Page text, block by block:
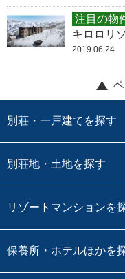
注目の物
キロロリ
2019.06.24
別荘・一戸建てを探す
別荘地・土地を探す
リゾートマンションを
保養所・ホテルほかを